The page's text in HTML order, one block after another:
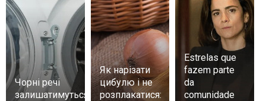
Чорні речі
залишатимуться
Як нарізати
цибулю і не
розплакатися:
Estrelas que
fazem parte
da
comunidade